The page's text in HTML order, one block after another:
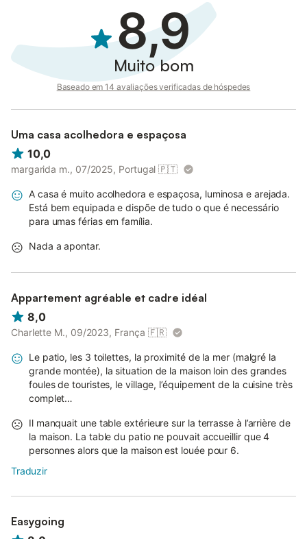
8,9
Muito bom
Baseado em 14 avaliações verificadas de hóspedes
Uma casa acolhedora e espaçosa
10,0
margarida m., 07/2025, Portugal 🇵🇹
A casa é muito acolhedora e espaçosa, luminosa e arejada.
Está bem equipada e dispõe de tudo o que é necessário
para umas férias em família.
Nada a apontar.
Appartement agréable et cadre idéal
8,0
Charlette M., 09/2023, França 🇫🇷
Le patio, les 3 toilettes, la proximité de la mer (malgré la
grande montée), la situation de la maison loin des grandes
foules de touristes, le village, l’équipement de la cuisine très
complet…
Il manquait une table extérieure sur la terrasse à l’arrière de
la maison. La table du patio ne pouvait accueillir que 4
personnes alors que la maison est louée pour 6.
Traduzir
Easygoing